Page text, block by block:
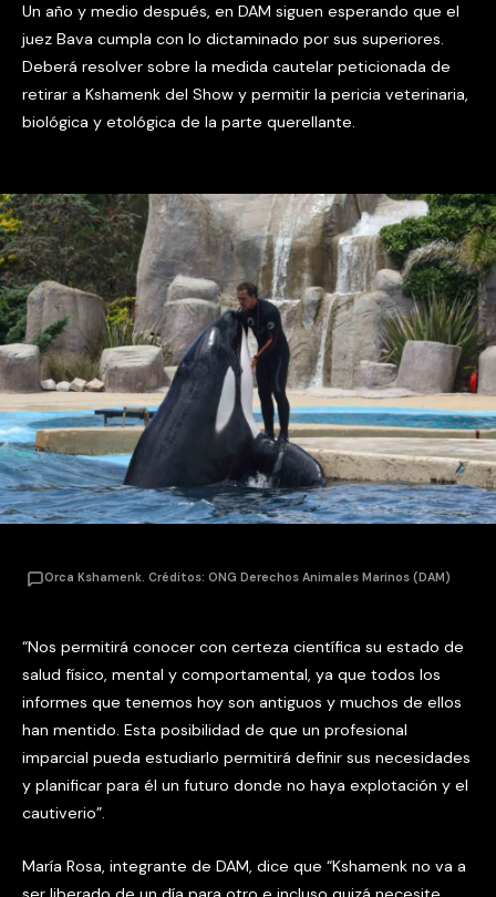
Un año y medio después, en DAM siguen esperando que el
juez Bava cumpla con lo dictaminado por sus superiores.
Deberá resolver sobre la medida cautelar peticionada de
retirar a Kshamenk del Show y permitir la pericia veterinaria,
biológica y etológica de la parte querellante.
Orca Kshamenk. Créditos: ONG Derechos Animales Marinos (DAM)
“Nos permitirá conocer con certeza científica su estado de
salud físico, mental y comportamental, ya que todos los
informes que tenemos hoy son antiguos y muchos de ellos
han mentido. Esta posibilidad de que un profesional
imparcial pueda estudiarlo permitirá definir sus necesidades
y planificar para él un futuro donde no haya explotación y el
cautiverio”.
María Rosa, integrante de DAM, dice que “Kshamenk no va a